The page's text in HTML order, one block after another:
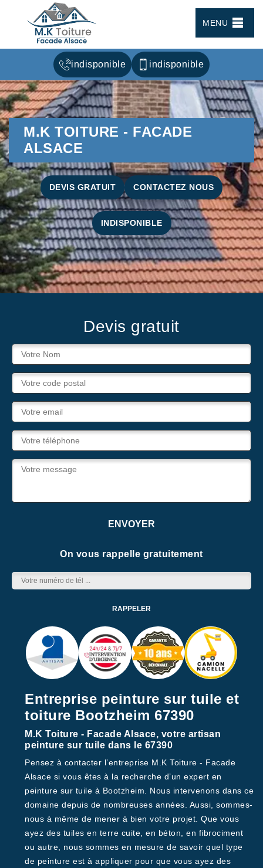
MENU
indisponible indisponible
M.K TOITURE - FACADE
ALSACE
DEVIS GRATUIT CONTACTEZ NOUS
INDISPONIBLE
Devis gratuit
On vous rappelle gratuitement
Entreprise peinture sur tuile et
toiture Bootzheim 67390
M.K Toiture - Facade Alsace, votre artisan
peinture sur tuile dans le 67390
Pensez à contacter l’entreprise M.K Toiture - Facade
Alsace si vous êtes à la recherche d’un expert en
peinture sur tuile à Bootzheim. Nous intervenons dans ce
domaine depuis de nombreuses années. Aussi, sommes-
nous à même de mener à bien votre projet. Que vous
ayez des tuiles en terre cuite, en béton, en fibrociment
ou autre, nous sommes en mesure de savoir quel type
de peinture est à appliquer pour que vous ayez des